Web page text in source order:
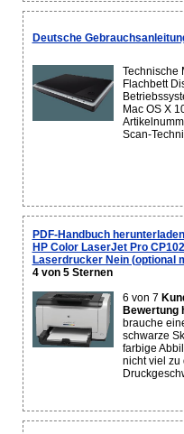
Deutsche
Technische
Flachbett
Mac OS X
Scan-
PDF-Handbuch herunterladen
HP Color LaserJet Pro
Laserdrucker Nein (optional
4 von 5 Sternen
6 von 7
Bewertung
brauche
schwarze
farbige
nicht viel zu